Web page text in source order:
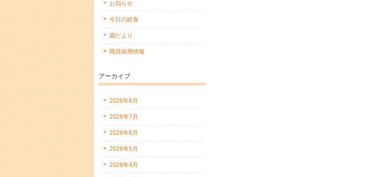
お知らせ
今日の給食
園だより
職員採用情報
アーカイブ
2026年8月
2026年7月
2026年6月
2026年5月
2026年4月